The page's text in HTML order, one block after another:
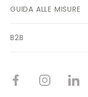
GUIDA ALLE MISURE
B2B